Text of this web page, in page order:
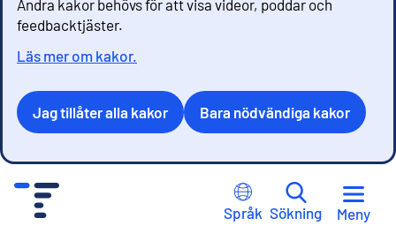
Andra kakor behövs för att visa videor, poddar och
feedbacktjäster.
Läs mer om kakor.
Jag tillåter alla kakor Bara nödvändiga kakor
Språk Sökning Meny